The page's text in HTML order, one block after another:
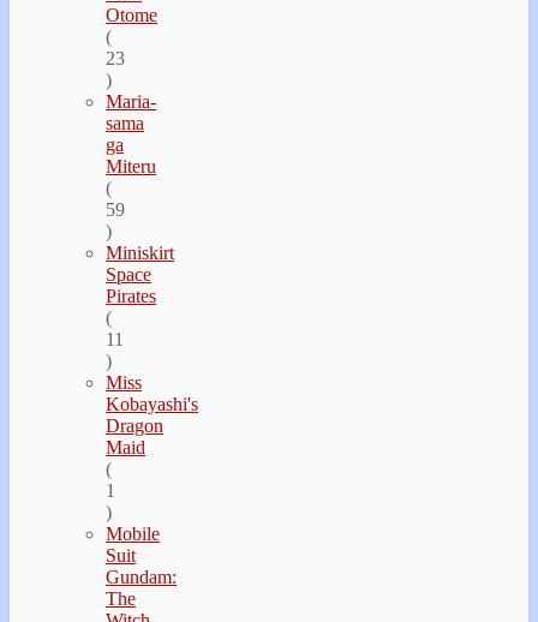
Otome
(
23
)
Maria-
sama
ga
Miteru
(
59
)
Miniskirt
Space
Pirates
(
11
)
Miss
Kobayashi's
Dragon
Maid
(
1
)
Mobile
Suit
Gundam:
The